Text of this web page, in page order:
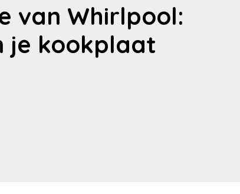
van Whirlpool:
je kookplaat